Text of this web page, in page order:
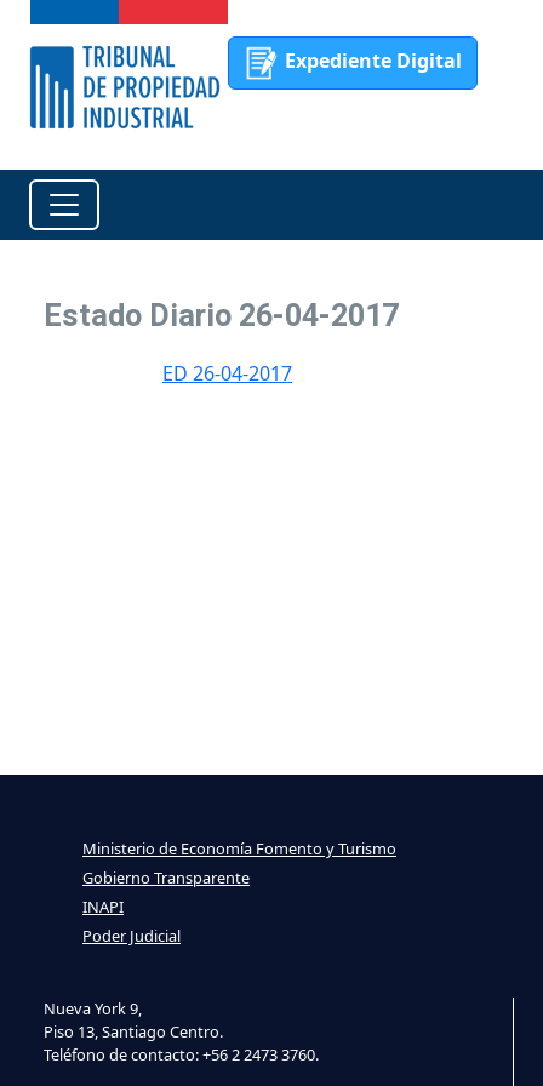
Expediente Digital
Estado Diario 26-04-2017
ED 26-04-2017
Nueva York 9,
Piso 13, Santiago Centro.
Teléfono de contacto: +56 2 2473 3760.
Ministerio de Economía Fomento y Turismo
Gobierno Transparente
INAPI
Poder Judicial